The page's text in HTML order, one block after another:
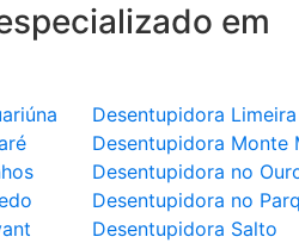
em
Desentupidora Limeira
Desentupidora Monte
Desentupidora no
Desentupidora no
Desentupidora Salto